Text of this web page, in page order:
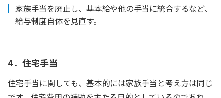
家族手当を廃止し、基本給や他の手当に統合するなど、
給与制度自体を見直す。
4．住宅手当
住宅手当に関しても、基本的には家族手当と考え方は同じ